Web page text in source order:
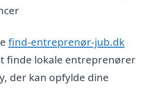
find-entreprenør-jub.dk
finde lokale entreprenører
der kan opfylde dine